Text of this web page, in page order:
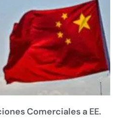
Comerciales a EE.